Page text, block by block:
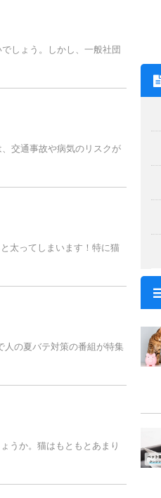
しょう。しかし、一般社団
交通事故や病気のリスクが
太ってしまいます！特に猫
の夏バテ対策の番組が特集
うか。猫はもともとあまり